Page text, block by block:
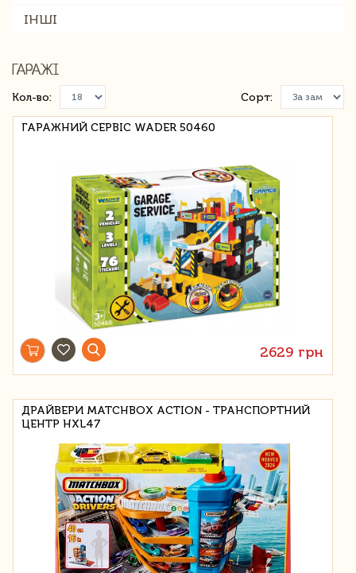
ІНШІ
ГАРАЖІ
Кол-во: Сорт:
ГАРАЖНИЙ СЕРВІС WADER 50460
2629 грн
ДРАЙВЕРИ MATCHBOX ACTION - ТРАНСПОРТНИЙ
ЦЕНТР HXL47